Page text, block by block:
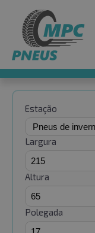
Estação
Largura
Altura
Polegada